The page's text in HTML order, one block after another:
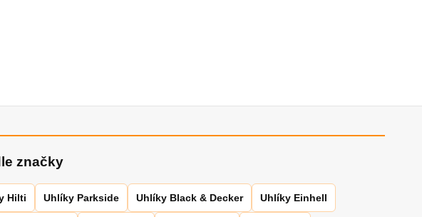
značky
Hilti Uhlíky Parkside Uhlíky Black & Decker Uhlíky Einhell